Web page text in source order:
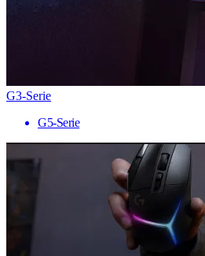
G3-Serie
G5-Serie